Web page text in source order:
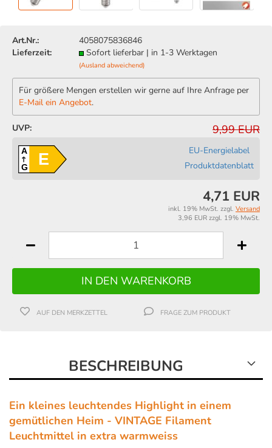
Art.Nr.:
4058075836846
Lieferzeit:
Sofort lieferbar | in 1-3 Werktagen
(Ausland abweichend)
Für größere Mengen erstellen wir gerne auf Ihre Anfrage per
E-Mail ein Angebot.
UVP: 9,99 EUR
A
GE
EU-Energielabel
Produktdatenblatt
4,71 EUR
inkl. 19% MwSt. zzgl. Versand
3,96 EUR zzgl. 19% MwSt.
AUF DEN MERKZETTEL FRAGE ZUM PRODUKT
BESCHREIBUNG
Ein kleines leuchtendes Highlight in einem
gemütlichen Heim - VINTAGE Filament
Leuchtmittel in extra warmweiss